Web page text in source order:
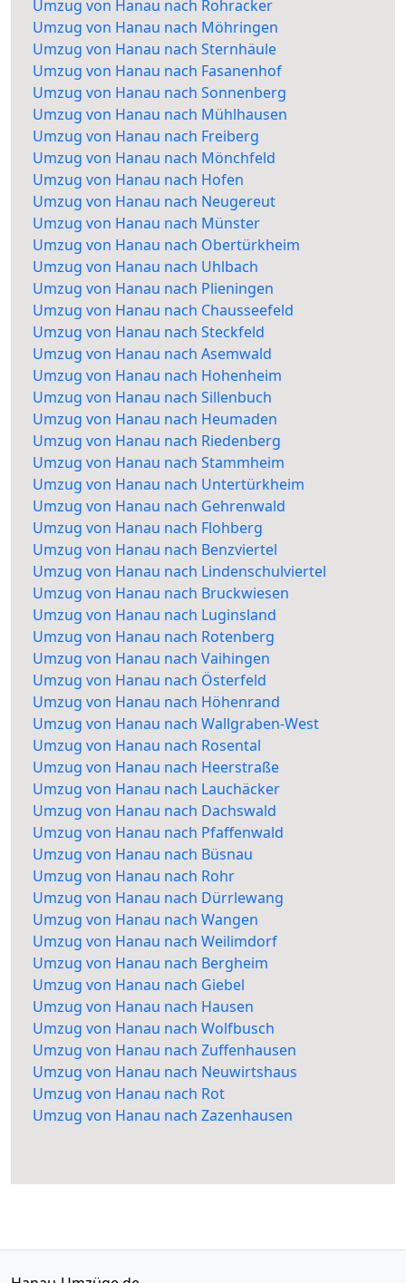
Umzug von Hanau nach Rohracker
Umzug von Hanau nach Möhringen
Umzug von Hanau nach Sternhäule
Umzug von Hanau nach Fasanenhof
Umzug von Hanau nach Sonnenberg
Umzug von Hanau nach Mühlhausen
Umzug von Hanau nach Freiberg
Umzug von Hanau nach Mönchfeld
Umzug von Hanau nach Hofen
Umzug von Hanau nach Neugereut
Umzug von Hanau nach Münster
Umzug von Hanau nach Obertürkheim
Umzug von Hanau nach Uhlbach
Umzug von Hanau nach Plieningen
Umzug von Hanau nach Chausseefeld
Umzug von Hanau nach Steckfeld
Umzug von Hanau nach Asemwald
Umzug von Hanau nach Hohenheim
Umzug von Hanau nach Sillenbuch
Umzug von Hanau nach Heumaden
Umzug von Hanau nach Riedenberg
Umzug von Hanau nach Stammheim
Umzug von Hanau nach Untertürkheim
Umzug von Hanau nach Gehrenwald
Umzug von Hanau nach Flohberg
Umzug von Hanau nach Benzviertel
Umzug von Hanau nach Lindenschulviertel
Umzug von Hanau nach Bruckwiesen
Umzug von Hanau nach Luginsland
Umzug von Hanau nach Rotenberg
Umzug von Hanau nach Vaihingen
Umzug von Hanau nach Österfeld
Umzug von Hanau nach Höhenrand
Umzug von Hanau nach Wallgraben-West
Umzug von Hanau nach Rosental
Umzug von Hanau nach Heerstraße
Umzug von Hanau nach Lauchäcker
Umzug von Hanau nach Dachswald
Umzug von Hanau nach Pfaffenwald
Umzug von Hanau nach Büsnau
Umzug von Hanau nach Rohr
Umzug von Hanau nach Dürrlewang
Umzug von Hanau nach Wangen
Umzug von Hanau nach Weilimdorf
Umzug von Hanau nach Bergheim
Umzug von Hanau nach Giebel
Umzug von Hanau nach Hausen
Umzug von Hanau nach Wolfbusch
Umzug von Hanau nach Zuffenhausen
Umzug von Hanau nach Neuwirtshaus
Umzug von Hanau nach Rot
Umzug von Hanau nach Zazenhausen